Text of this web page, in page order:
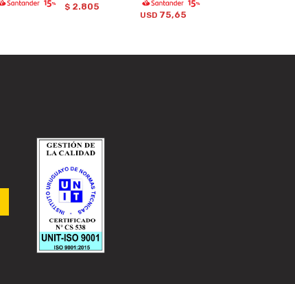
$ 2.805
USD 75,65